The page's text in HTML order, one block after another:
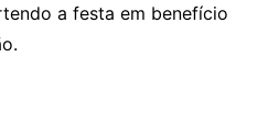
a festa em benefício